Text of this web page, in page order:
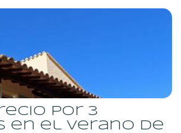
por 3
en el verano de